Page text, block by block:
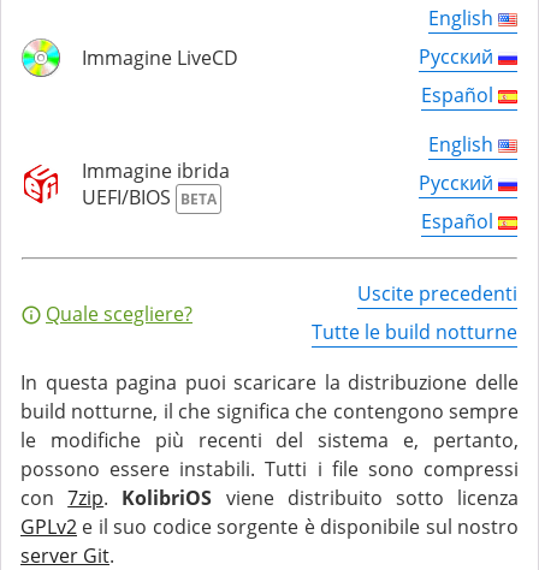
Immagine LiveCD
English
Русский
Español
Immagine ibrida
UEFI/BIOS BETA
English
Русский
Español
Quale scegliere?
Uscite precedenti
Tutte le build notturne
In questa pagina puoi scaricare la distribuzione delle
build notturne, il che significa che contengono sempre
le modifiche più recenti del sistema e, pertanto,
possono essere instabili. Tutti i file sono compressi
con7zip. KolibriOS viene distribuito sotto licenza
GPLv2 e il suo codice sorgente è disponibile sul nostro
server Git.